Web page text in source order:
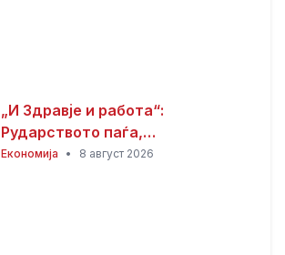
„И Здравје и работа“:
Рударството паѓа,
инвестициите стојат –
Економија • 8 август 2026